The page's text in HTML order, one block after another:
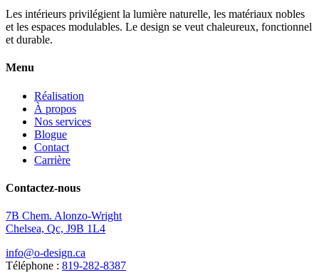
Les intérieurs privilégient la lumière naturelle, les matériaux nobles
et les espaces modulables. Le design se veut chaleureux, fonctionnel
et durable.
Menu
Réalisation
À propos
Nos services
Blogue
Contact
Carrière
Contactez-nous
7B Chem. Alonzo-Wright
Chelsea, Qc, J9B 1L4
info@o-design.ca
Téléphone : 819-282-8387